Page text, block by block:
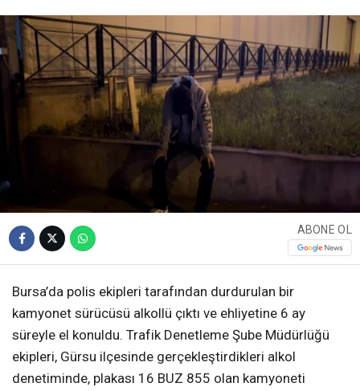
ABONE OL
Bursa’da polis ekipleri tarafından durdurulan bir
kamyonet sürücüsü alkollü çıktı ve ehliyetine 6 ay
süreyle el konuldu. Trafik Denetleme Şube Müdürlüğü
ekipleri, Gürsu ilçesinde gerçekleştirdikleri alkol
denetiminde, plakası 16 BUZ 855 olan kamyoneti